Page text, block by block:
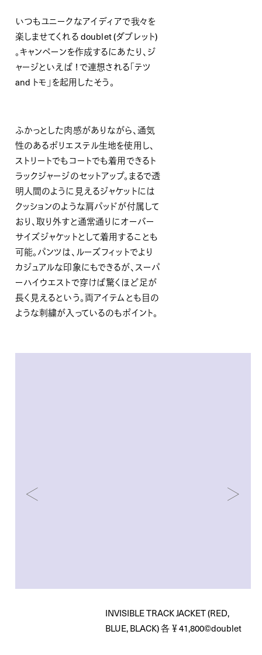
いつもユニークなアイディアで我々を
楽しませてくれる doublet (ダブレット)
。キャンペーンを作成するにあたり、ジ
ャージといえば ! で連想される「テツ
and トモ」を起用したそう。
ふかっとした肉感がありながら、通気
性のあるポリエステル生地を使用し、
ストリートでもコートでも着用できるト
ラックジャージのセットアップ。まるで透
明人間のように見えるジャケットには
クッションのような肩パッドが付属して
おり、取り外すと通常通りにオーバー
サイズジャケットとして着用することも
可能。パンツは、ルーズフィットでより
カジュアルな印象にもできるが、スーパ
ーハイウエストで穿けば驚くほど足が
長く見えるという。両アイテムとも目の
ような刺繍が入っているのもポイント。
INVISIBLE TRACK JACKET (RED,
BLUE, BLACK) 各 ￥ 41,800©doublet